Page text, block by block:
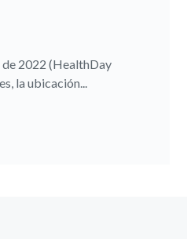
de 2022 (HealthDay
la ubicación...